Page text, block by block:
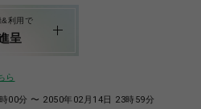
&利用で
呈
ら
00分 〜 2050年02月14日 23時59分